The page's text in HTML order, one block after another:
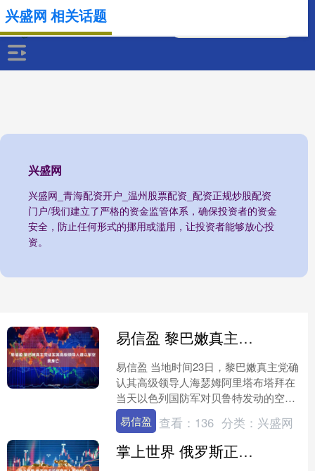
兴盛网
兴盛网_青海配资开户_温州股票配资_配资正规炒股配资
门户/我们建立了严格的资金监管体系，确保投资者的资金
安全，防止任何形式的挪用或滥用，让投资者能够放心投
资。
兴盛网 相关话题
易信盈 黎巴嫩真主党证实其高级领导人遭以军空袭身亡
易信盈 当地时间23日，黎巴嫩真主党确
认其高级领导人海瑟姆阿里塔布塔拜在
当天以色列国防军对贝鲁特发动的空袭
中身亡。黎真主党称他为保卫黎巴嫩及
其人民而牺牲。 易信....
易信盈 查看： 136 分类： 兴盛网
掌上世界 俄罗斯正式组建无人系统部队